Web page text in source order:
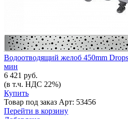
Водоотводящий желоб 450mm
мин
6 421 руб.
(в т.ч. НДС 22%)
Купить
Товар под заказ Арт: 53456
Перейти в корзину